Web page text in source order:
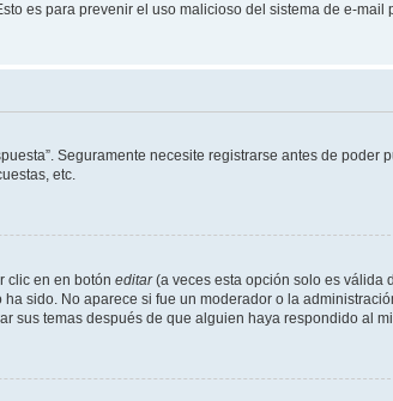
es para prevenir el uso malicioso del sistema de e-mail
Seguramente necesite registrarse antes de poder
etc.
clic en en botón editar(a veces esta opción solo es válida
sido. No aparece si fue un moderador o la
sus temas después de que alguien haya respondido al